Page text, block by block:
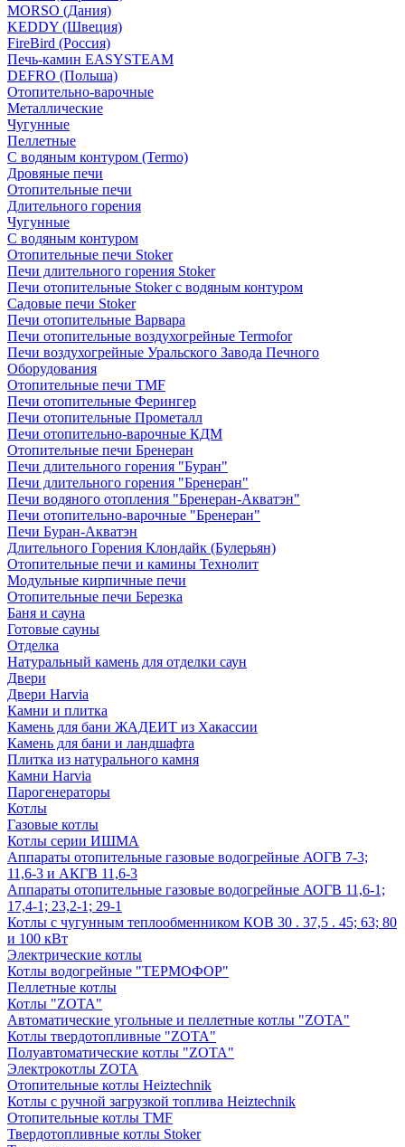
MORSO (Дания)
KEDDY (Швеция)
FireBird (Россия)
Печь-камин EASYSTEAM
DEFRO (Польша)
Отопительно-варочные
Металлические
Чугунные
Пеллетные
С водяным контуром (Termo)
Дровяные печи
Отопительные печи
Длительного горения
Чугунные
C водяным контуром
Отопительные печи Stoker
Печи длительного горения Stoker
Печи отопительные Stoker с водяным контуром
Садовые печи Stoker
Печи отопительные Варвара
Печи отопительные воздухогрейные Termofor
Печи воздухогрейные Уральского Завода Печного
Оборудования
Отопительные печи TMF
Печи отопительные Ферингер
Печи отопительные Прометалл
Печи отопительно-варочные КДМ
Отопительные печи Бренеран
Печи длительного горения "Буран"
Печи длительного горения "Бренеран"
Печи водяного отопления "Бренеран-Акватэн"
Печи отопительно-варочные "Бренеран"
Печи Буран-Акватэн
Длительного Горения Клондайк (Булерьян)
Отопительные печи и камины Технолит
Модульные кирпичные печи
Отопительные печи Березка
Баня и сауна
Готовые сауны
Отделка
Натуральный камень для отделки саун
Двери
Двери Harvia
Камни и плитка
Камень для бани ЖАДЕИТ из Хакассии
Камень для бани и ландшафта
Плитка из натурального камня
Камни Harvia
Парогенераторы
Котлы
Газовые котлы
Котлы серии ИШМА
Аппараты отопительные газовые водогрейные АОГВ 7-3;
11,6-3 и АКГВ 11,6-3
Аппараты отопительные газовые водогрейные АОГВ 11,6-1;
17,4-1; 23,2-1; 29-1
Котлы с чугунным теплообменником КОВ 30 . 37,5 . 45; 63; 80
и 100 кВт
Электрические котлы
Котлы водогрейные "ТЕРМОФОР"
Пеллетные котлы
Котлы "ZOTA"
Автоматические угольные и пеллетные котлы "ZOTA"
Котлы твердотопливные "ZOTA"
Полуавтоматические котлы "ZOTA"
Электрокотлы ZOTA
Отопительные котлы Heiztechnik
Котлы с ручной загрузкой топлива Heiztechnik
Отопительные котлы TMF
Твердотопливные котлы Stoker